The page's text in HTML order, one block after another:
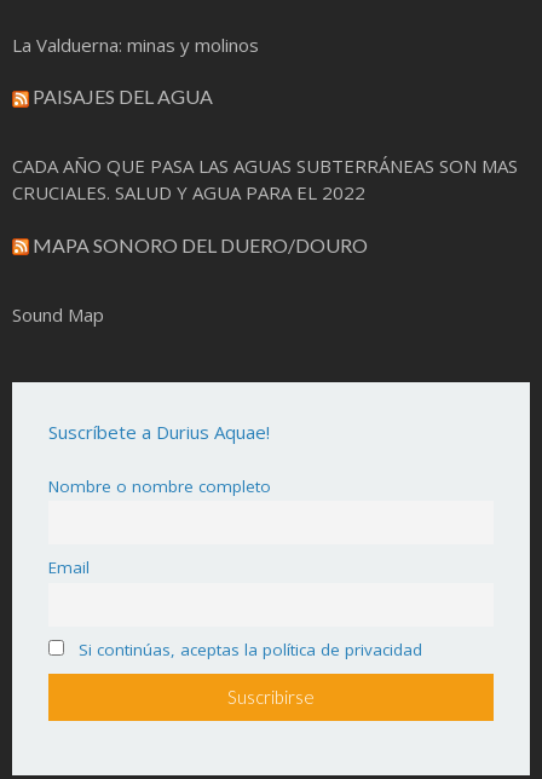
La Valduerna: minas y molinos
PAISAJES DEL AGUA
CADA AÑO QUE PASA LAS AGUAS SUBTERRÁNEAS SON MAS
CRUCIALES. SALUD Y AGUA PARA EL 2022
MAPA SONORO DEL DUERO/DOURO
Sound Map
Suscríbete a Durius Aquae!
Nombre o nombre completo
Email
Si continúas, aceptas la política de privacidad